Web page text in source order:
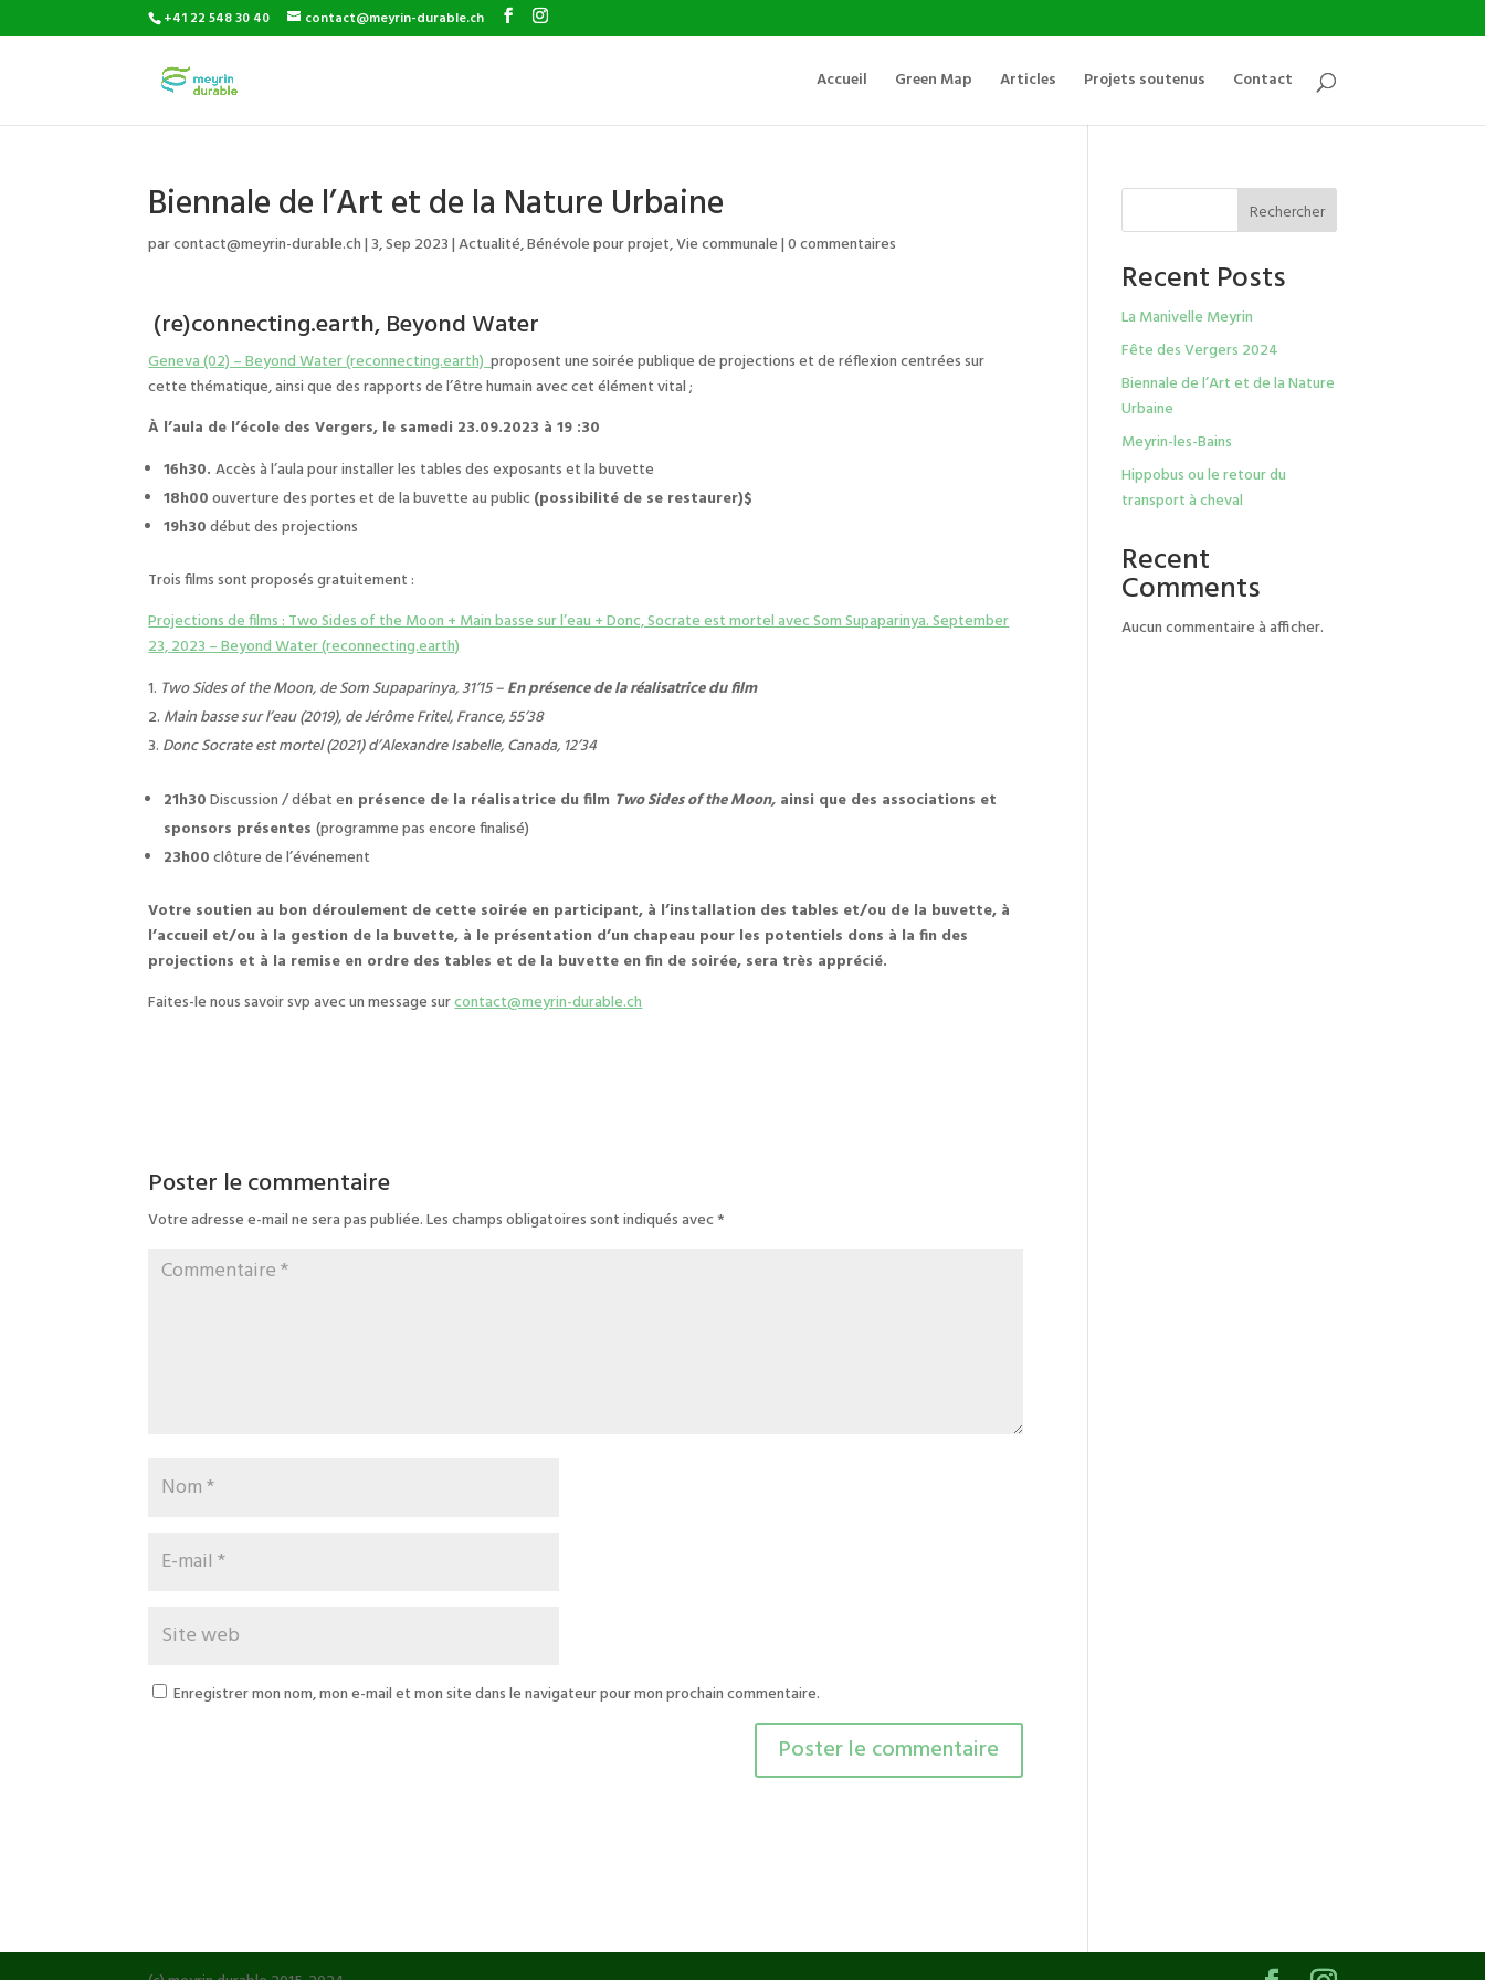
+41 22 548 30 40 contact@meyrin-durable.ch
Accueil Green Map Articles Projets soutenus Contact
Biennale de l’Art et de la Nature Urbaine
parcontact@meyrin-durable.ch|3, Sep 2023|Actualité,Bénévole pour projet,Vie communale|0 commentaires
(re)connecting.earth, Beyond Water
Geneva (02) – Beyond Water (reconnecting.earth)proposent une soirée publique de projections et de réflexion centrées sur
cette thématique, ainsi que des rapports de l’être humain avec cet élément vital ;
À l’aula de l’école des Vergers, le samedi 23.09.2023 à 19 :30
16h30.Accès à l’aula pour installer les tables des exposants et la buvette
18h00ouverture des portes et de la buvette au public (possibilité de se restaurer)$
19h30début des projections
Trois films sont proposés gratuitement :
Projections de films : Two Sides of the Moon + Main basse sur l’eau + Donc, Socrate est mortel avec Som Supaparinya. September
23, 2023 – Beyond Water (reconnecting.earth)
Two Sides of the Moon, de Som Supaparinya, 31’15 –En présence de la réalisatrice du film
Main basse sur l’eau (2019), de Jérôme Fritel, France, 55’38
Donc Socrate est mortel (2021) d’Alexandre Isabelle, Canada, 12’34
21h30Discussion / débat en présence de la réalisatrice du film Two Sides of the Moon, ainsi que des associations et
sponsors présentes(programme pas encore finalisé)
23h00clôture de l’événement
Votre soutien au bon déroulement de cette soirée en participant, à l’installation des tables et/ou de la buvette, à
l’accueil et/ou à la gestion de la buvette, à le présentation d’un chapeau pour les potentiels dons à la fin des
projections et à la remise en ordre des tables et de la buvette en fin de soirée, sera très apprécié.
Faites-le nous savoir svp avec un message surcontact@meyrin-durable.ch
Poster le commentaire
Votre adresse e-mail ne sera pas publiée.Les champs obligatoires sont indiqués avec*
Enregistrer mon nom, mon e-mail et mon site dans le navigateur pour mon prochain commentaire.
t
Rechercher
Recent Posts
La Manivelle Meyrin
Fête des Vergers 2024
Biennale de l’Art et de la Nature
Urbaine
Meyrin-les-Bains
Hippobus ou le retour du
transport à cheval
Recent
Comments
Aucun commentaire à afficher.